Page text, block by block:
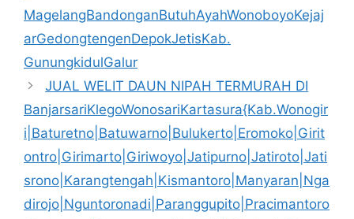
MagelangBandonganButuhAyahWonoboyoKejaj
arGedongtengenDepokJetisKab.
GunungkidulGalur
JUAL WELIT DAUN NIPAH TERMURAH DI
BanjarsariKlegoWonosariKartasura{Kab.Wonogir
i|Baturetno|Batuwarno|Bulukerto|Eromoko|Girit
ontro|Girimarto|Giriwoyo|Jatipurno|Jatiroto|Jati
srono|Karangtengah|Kismantoro|Manyaran|Nga
dirojo|Nguntoronadi|Paranggupito|Pracimantoro